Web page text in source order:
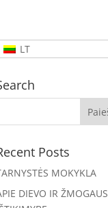
LT
Posts
MOKYKLA
DIEVO IR ŽMOGAUS